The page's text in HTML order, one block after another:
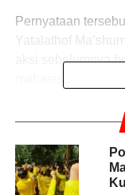
Pernyataan
Yatalathof
aksi sebelumnya
“Akan ada aksi
Sinyal serupa juga
Hukum UI,